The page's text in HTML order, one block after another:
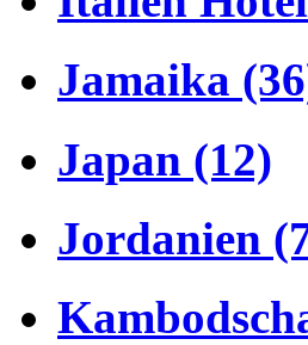
Jamaika
Japan (12)
Jordanien